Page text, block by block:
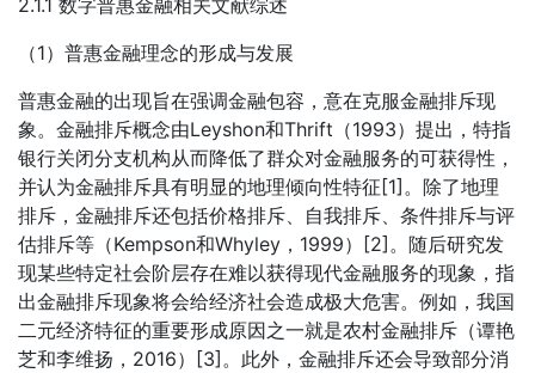
2.1.1 数字普惠金融相关文献综述
（1）普惠金融理念的形成与发展
普惠金融的出现旨在强调金融包容，意在克服金融排斥现
象。金融排斥概念由Leyshon和Thrift（1993）提出，特指
银行关闭分支机构从而降低了群众对金融服务的可获得性，
并认为金融排斥具有明显的地理倾向性特征[1]。除了地理
排斥，金融排斥还包括价格排斥、自我排斥、条件排斥与评
估排斥等（Kempson和Whyley，1999）[2]。随后研究发
现某些特定社会阶层存在难以获得现代金融服务的现象，指
出金融排斥现象将会给经济社会造成极大危害。例如，我国
二元经济特征的重要形成原因之一就是农村金融排斥（谭艳
芝和李维扬，2016）[3]。此外，金融排斥还会导致部分消